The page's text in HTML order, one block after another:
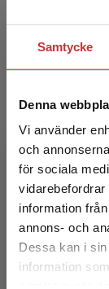
Samtycke
Denna
Vi använder
och
för sociala
vidarebefordrar
information
annons- och
Dessa kan i
information
Det verkar